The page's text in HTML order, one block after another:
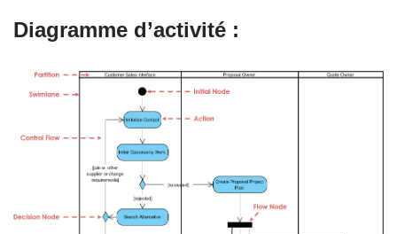
Diagramme d’activité :